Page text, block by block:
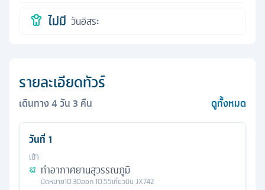
ไม่มี วันอิสระ
รายละเอียดทัวร์
เดินทาง4วัน3 คืน ดูทั้งหมด
วันที่ 1
เช้า
ท่าอากาศยานสุวรรณภูมิ
นัดหมาย10.30ออก10.55เที่ยวบิน JX742